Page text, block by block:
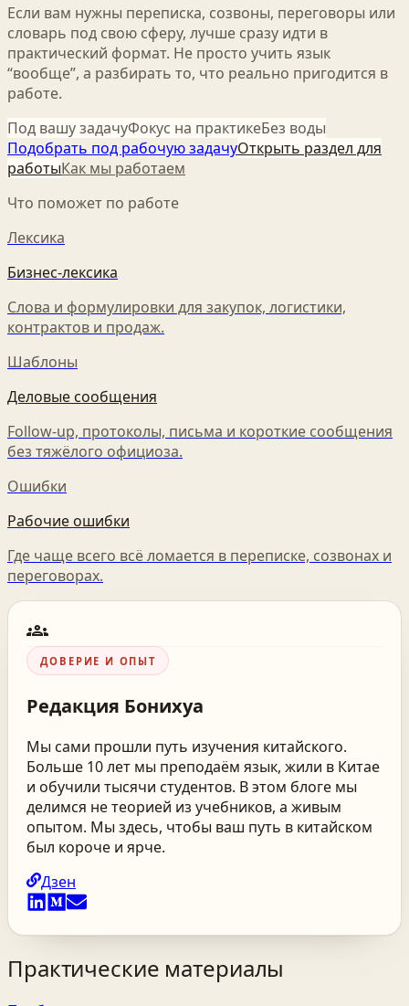
Если вам нужны переписка, созвоны, переговоры или
словарь под свою сферу, лучше сразу идти в
практический формат. Не просто учить язык
“вообще”, а разбирать то, что реально пригодится в
работе.
Под вашу задачуФокус на практикеБез воды
Подобрать под рабочую задачуОткрыть раздел для
работыКак мы работаем
Что поможет по работе
Лексика
Бизнес-лексика
Слова и формулировки для закупок, логистики,
контрактов и продаж.
Шаблоны
Деловые сообщения
Follow-up, протоколы, письма и короткие сообщения
без тяжёлого официоза.
Ошибки
Рабочие ошибки
Где чаще всего всё ломается в переписке, созвонах и
переговорах.
groups
ДОВЕРИЕ И ОПЫТ
Редакция Бонихуа
Мы сами прошли путь изучения китайского.
Больше 10 лет мы преподаём язык, жили в Китае
и обучили тысячи студентов. В этом блоге мы
делимся не теорией из учебников, а живым
опытом. Мы здесь, чтобы ваш путь в китайском
был короче и ярче.
Дзен
Практические материалы